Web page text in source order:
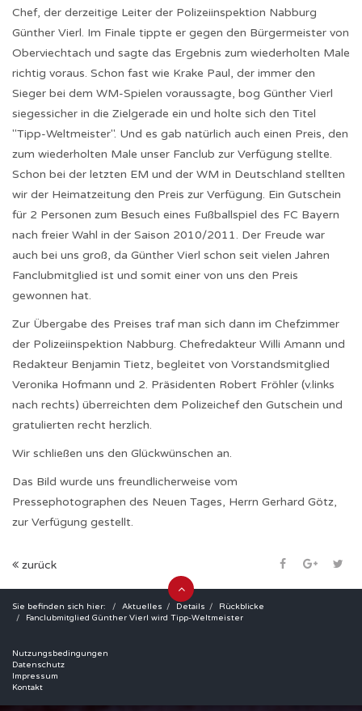
Chef, der derzeitige Leiter der Polizeiinspektion Nabburg
Günther Vierl. Im Finale tippte er gegen den Bürgermeister von
Oberviechtach und sagte das Ergebnis zum wiederholten Male
richtig voraus. Schon fast wie Krake Paul, der immer den
Sieger bei dem WM-Spielen voraussagte, bog Günther Vierl
siegessicher in die Zielgerade ein und holte sich den Titel
"Tipp-Weltmeister". Und es gab natürlich auch einen Preis, den
zum wiederholten Male unser Fanclub zur Verfügung stellte.
Schon bei der letzten EM und der WM in Deutschland stellten
wir der Heimatzeitung den Preis zur Verfügung. Ein Gutschein
für 2 Personen zum Besuch eines Fußballspiel des FC Bayern
nach freier Wahl in der Saison 2010/2011. Der Freude war
auch bei uns groß, da Günther Vierl schon seit vielen Jahren
Fanclubmitglied ist und somit einer von uns den Preis
gewonnen hat.
Zur Übergabe des Preises traf man sich dann im Chefzimmer
der Polizeiinspektion Nabburg. Chefredakteur Willi Amann und
Redakteur Benjamin Tietz, begleitet von Vorstandsmitglied
Veronika Hofmann und 2. Präsidenten Robert Fröhler (v.links
nach rechts) überreichten dem Polizeichef den Gutschein und
gratulierten recht herzlich.
Wir schließen uns den Glückwünschen an.
Das Bild wurde uns freundlicherweise vom
Pressephotographen des Neuen Tages, Herrn Gerhard Götz,
zur Verfügung gestellt.
zurück
Sie befinden sich hier: Aktuelles Details
Rückblicke
Fanclubmitglied Günther Vierl wird Tipp-Weltmeister
Nutzungsbedingungen
Datenschutz
Impressum
Kontakt